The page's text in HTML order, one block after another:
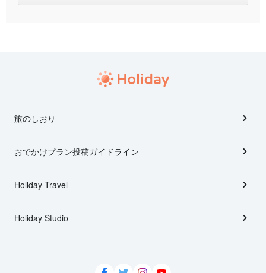
旅のしおり
おでかけプラン投稿ガイドライン
Holiday Travel
Holiday Studio